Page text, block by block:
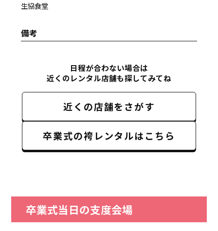
生協食堂
備考
日程が合わない場合は
近くのレンタル店舗も探してみてね
近くの店舗をさがす
卒業式の袴レンタルはこちら
卒業式当日の支度会場